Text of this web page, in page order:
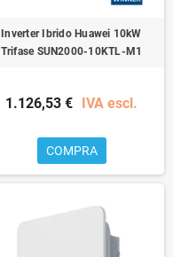
Inverter Ibrido Huawei 10kW
Trifase SUN2000-10KTL-M1
1.126,53 € IVA escl.
COMPRA